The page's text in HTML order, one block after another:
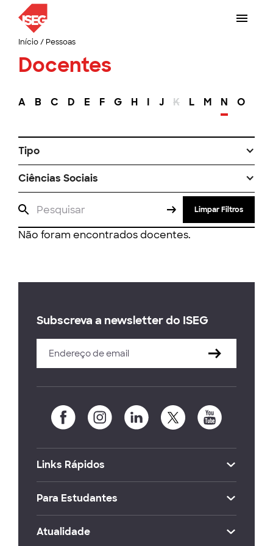
Início/ Pessoas
Docentes
A B C D E F G H I J K L M N O
Tipo
Ciências Sociais
Limpar Filtros
Não foram encontrados docentes.
Subscreva a newsletter do ISEG
Links Rápidos
Para Estudantes
Atualidade